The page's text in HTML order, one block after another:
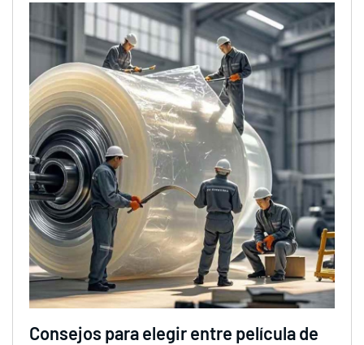
Consejos para elegir entre película de